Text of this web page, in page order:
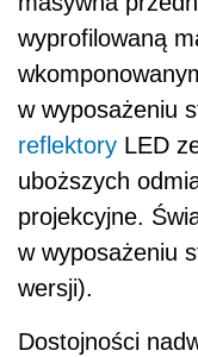
wyprofilowaną
w wyposażeniu
reflektory LED
uboższych
projekcyjne.
w wyposażeniu
wersji).
Dostojności